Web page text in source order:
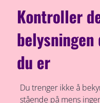
Kontroller
du er
Du trenger ikke å
stående på mens